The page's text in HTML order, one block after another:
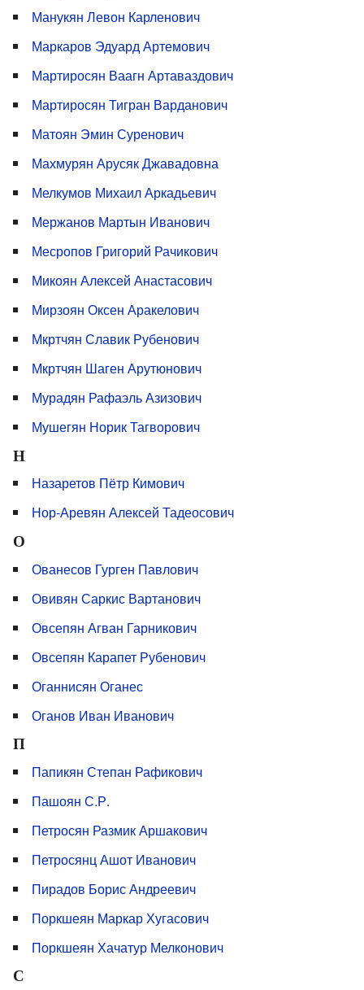
Манукян Левон Карленович
Маркаров Эдуард Артемович
Мартиросян Ваагн Артаваздович
Мартиросян Тигран Варданович
Матоян Эмин Суренович
Махмурян Арусяк Джавадовна
Мелкумов Михаил Аркадьевич
Мержанов Мартын Иванович
Месропов Григорий Рачикович
Микоян Алексей Анастасович
Мирзоян Оксен Аракелович
Мкртчян Славик Рубенович
Мкртчян Шаген Арутюнович
Мурадян Рафаэль Азизович
Мушегян Норик Тагворович
Н
Назаретов Пётр Кимович
Нор-Аревян Алексей Тадеосович
О
Ованесов Гурген Павлович
Овивян Саркис Вартанович
Овсепян Агван Гарникович
Овсепян Карапет Рубенович
Оганнисян Оганес
Оганов Иван Иванович
П
Папикян Степан Рафикович
Пашоян С.Р.
Петросян Размик Аршакович
Петросянц Ашот Иванович
Пирадов Борис Андреевич
Поркшеян Маркар Хугасович
Поркшеян Хачатур Мелконович
С